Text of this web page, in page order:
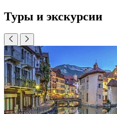
Туры и экскурсии